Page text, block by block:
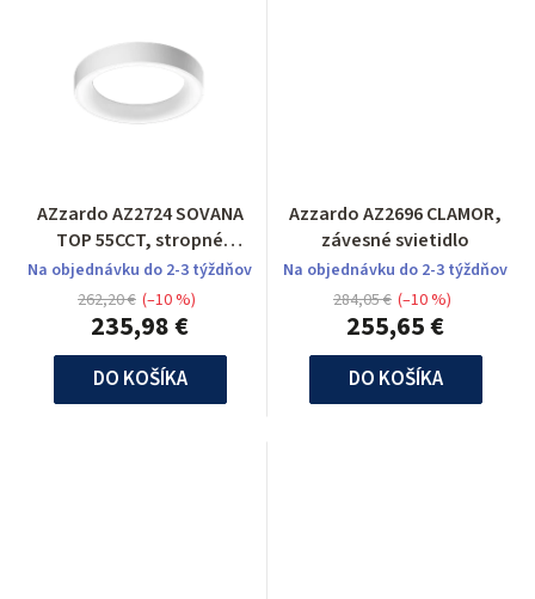
AZzardo AZ2724 SOVANA
TOP 55CCT, stropné
svietidlo
Na objednávku do 2-3 týždňov
235,98 €
262,20 € (–10 %)
DO KOŠÍKA
Azzardo AZ2696 CLAMOR,
závesné svietidlo
Na objednávku do 2-3 týždňov
255,65 €
284,05 € (–10 %)
DO KOŠÍKA